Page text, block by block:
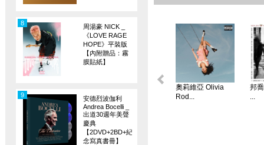
周湯豪 NICK _
《LOVE RAGE
HOPE》平裝版
【內附贈品：霧
膜貼紙】
8
安德烈波伽利
Andrea Bocelli _
出道30週年美聲
慶典
【2DVD+2BD+紀
念寫真書冊】
9
奧莉維亞 Olivia
Rod...
邦
...